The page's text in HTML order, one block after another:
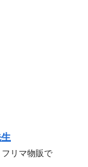
リマ物販で